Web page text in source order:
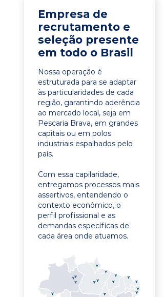
Empresa de
recrutamento e
seleção presente
em todo o Brasil
Nossa operação é
estruturada para se adaptar
às particularidades de cada
região, garantindo aderência
ao mercado local, seja em
Pescaria Brava, em grandes
capitais ou em polos
industriais espalhados pelo
país.
Com essa capilaridade,
entregamos processos mais
assertivos, entendendo o
contexto econômico, o
perfil profissional e as
demandas específicas de
cada área onde atuamos.